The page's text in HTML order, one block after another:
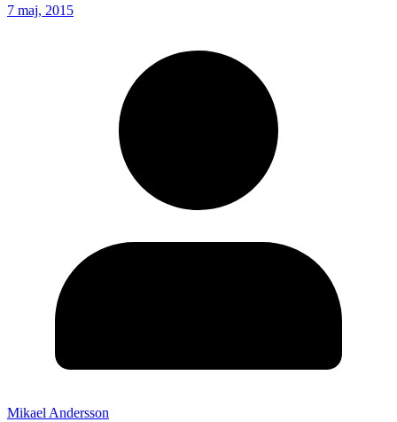
7 maj, 2015
Mikael Andersson